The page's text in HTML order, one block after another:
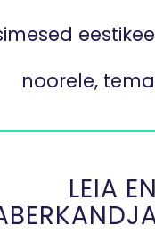
noorele,
LEIA